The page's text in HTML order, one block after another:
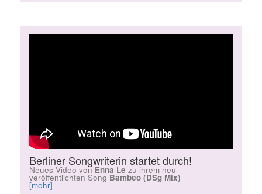
Berliner Songwriterin startet durch!
Neues Video von Enna Le zu ihrem neu
veröffentlichten Song Bambeo (DSg Mix)
[mehr]